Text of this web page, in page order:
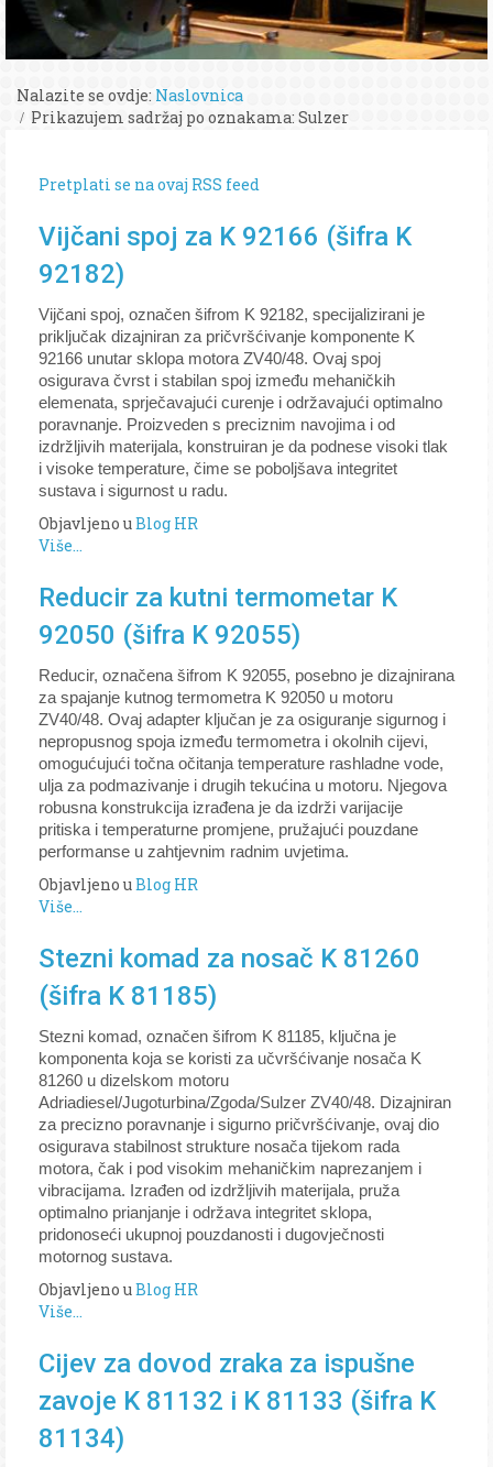
Nalazite se ovdje: Naslovnica
Prikazujem sadržaj po oznakama: Sulzer
Pretplati se na ovaj RSS feed
Vijčani spoj za K 92166 (šifra K
92182)
Vijčani spoj, označen šifrom K 92182, specijalizirani je
priključak dizajniran za pričvršćivanje komponente K
92166 unutar sklopa motora ZV40/48. Ovaj spoj
osigurava čvrst i stabilan spoj između mehaničkih
elemenata, sprječavajući curenje i održavajući optimalno
poravnanje. Proizveden s preciznim navojima i od
izdržljivih materijala, konstruiran je da podnese visoki tlak
i visoke temperature, čime se poboljšava integritet
sustava i sigurnost u radu.
Objavljeno uBlog HR
Više...
Reducir za kutni termometar K
92050 (šifra K 92055)
Reducir, označena šifrom K 92055, posebno je dizajnirana
za spajanje kutnog termometra K 92050 u motoru
ZV40/48. Ovaj adapter ključan je za osiguranje sigurnog i
nepropusnog spoja između termometra i okolnih cijevi,
omogućujući točna očitanja temperature rashladne vode,
ulja za podmazivanje i drugih tekućina u motoru. Njegova
robusna konstrukcija izrađena je da izdrži varijacije
pritiska i temperaturne promjene, pružajući pouzdane
performanse u zahtjevnim radnim uvjetima.
Objavljeno uBlog HR
Više...
Stezni komad za nosač K 81260
(šifra K 81185)
Stezni komad, označen šifrom K 81185, ključna je
komponenta koja se koristi za učvršćivanje nosača K
81260 u dizelskom motoru
Adriadiesel/Jugoturbina/Zgoda/Sulzer ZV40/48. Dizajniran
za precizno poravnanje i sigurno pričvršćivanje, ovaj dio
osigurava stabilnost strukture nosača tijekom rada
motora, čak i pod visokim mehaničkim naprezanjem i
vibracijama. Izrađen od izdržljivih materijala, pruža
optimalno prianjanje i održava integritet sklopa,
pridonoseći ukupnoj pouzdanosti i dugovječnosti
motornog sustava.
Objavljeno uBlog HR
Više...
Cijev za dovod zraka za ispušne
zavoje K 81132 i K 81133 (šifra K
81134)